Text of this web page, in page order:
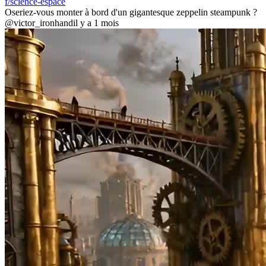
Oseriez-vous monter à bord d'un gigantesque zeppelin steampunk ?
@victor_ironhandil y a 1 mois